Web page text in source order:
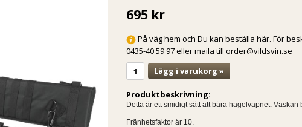
695 kr
På väg hem och Du kan beställa här. För
0435-40 59 97 eller maila till order@vildsvin.se
Lägg i varukorg »
Produktbeskrivning:
Detta är ett smidigt sätt att bära hagelvapnet.
Fränhetsfaktor är 10.